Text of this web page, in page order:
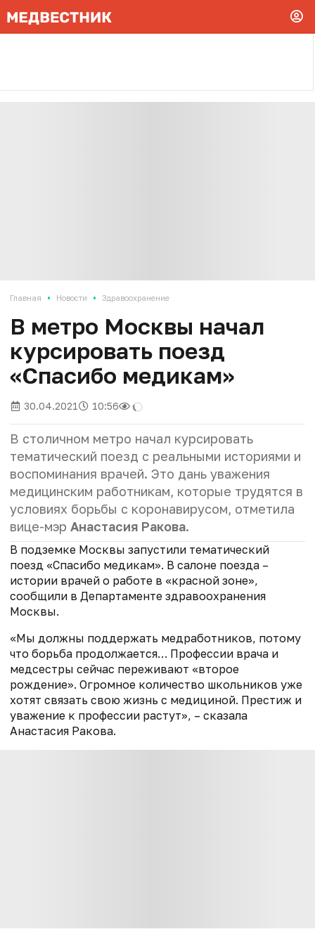
Главная • Новости • Здравоохранение
В метро Москвы начал
курсировать поезд
«Спасибо медикам»
30.04.2021 10:56
В столичном метро начал курсировать
тематический поезд с реальными историями и
воспоминания врачей. Это дань уважения
медицинским работникам, которые трудятся в
условиях борьбы с коронавирусом, отметила
вице-мэр Анастасия Ракова.
В подземке Москвы запустили тематический
поезд «Спасибо медикам». В салоне поезда –
истории врачей о работе в «красной зоне»,
сообщили в Департаменте здравоохранения
Москвы.
«Мы должны поддержать медработников, потому
что борьба продолжается… Профессии врача и
медсестры сейчас переживают «второе
рождение». Огромное количество школьников уже
хотят связать свою жизнь с медициной. Престиж и
уважение к профессии растут», – сказала
Анастасия Ракова.